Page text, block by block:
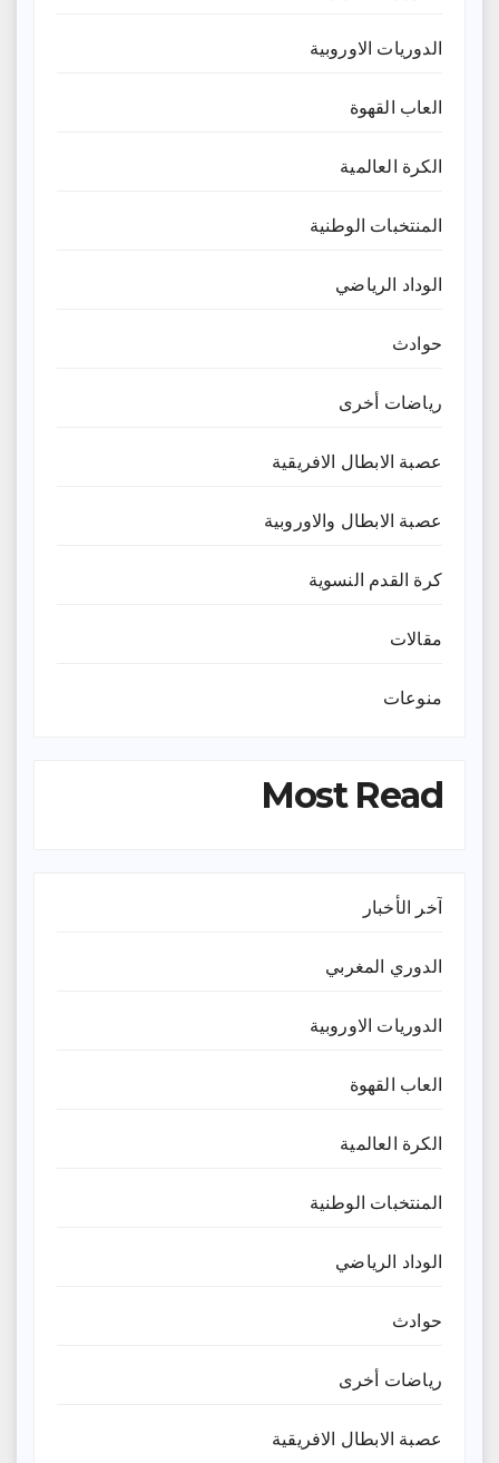
الدوريات الاوروبية
العاب القهوة
الكرة العالمية
المنتخبات الوطنية
الوداد الرياضي
حوادث
رياضات أخرى
عصبة الابطال الافريقية
عصبة الابطال والاوروبية
كرة القدم النسوية
مقالات
منوعات
Most Read
آخر الأخبار
الدوري المغربي
الدوريات الاوروبية
العاب القهوة
الكرة العالمية
المنتخبات الوطنية
الوداد الرياضي
حوادث
رياضات أخرى
عصبة الابطال الافريقية